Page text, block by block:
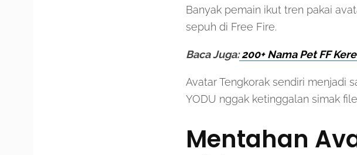
Banyak pemain ikut tren pakai
sepuh di Free Fire.
Baca Juga:200+ Nama Pet FF
Avatar Tengkorak sendiri menjadi
YODU nggak ketinggalan simak
Mentahan